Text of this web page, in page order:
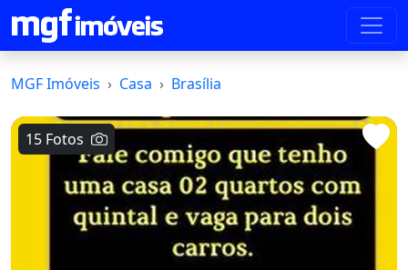
MGF Imóveis Casa Brasília
15 Fotos